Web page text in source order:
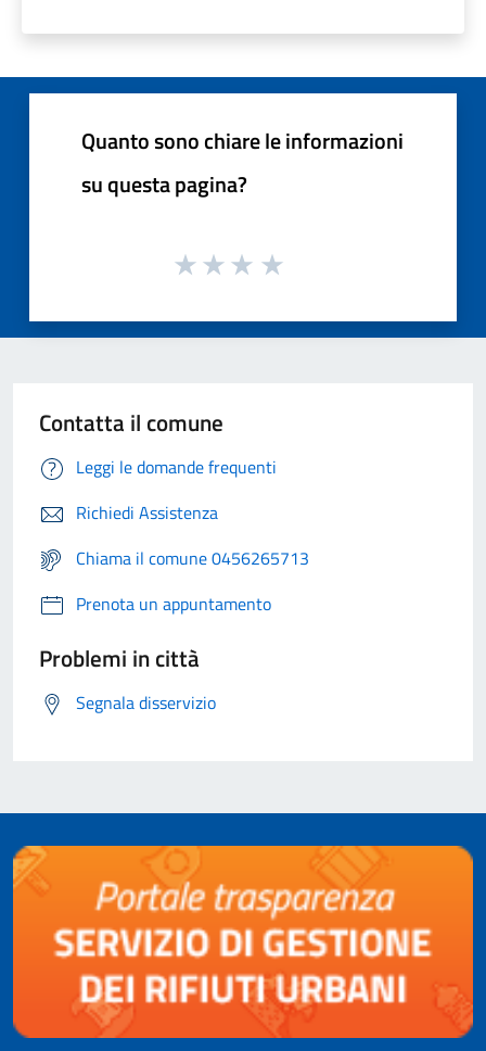
Quanto sono chiare le informazioni
su questa pagina?
Contatta il comune
Leggi le domande frequenti
Richiedi Assistenza
Chiama il comune 0456265713
Prenota un appuntamento
Problemi in città
Segnala disservizio